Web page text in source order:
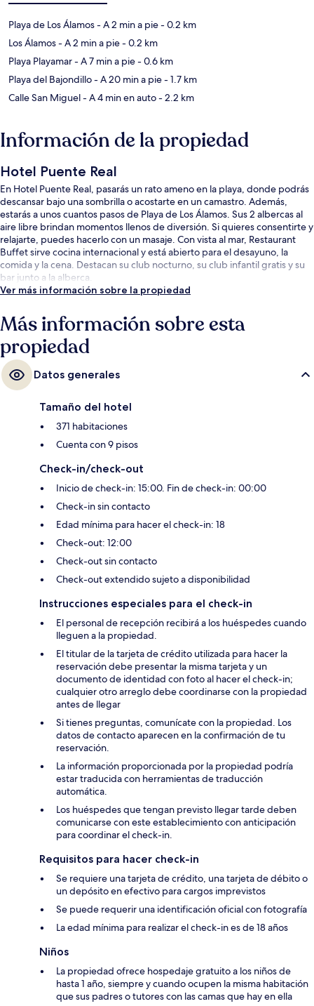
Playa de Los Álamos- A 2 min a pie- 0.2 km
Los Álamos- A 2 min a pie- 0.2 km
Playa Playamar- A 7 min a pie- 0.6 km
Playa del Bajondillo- A 20 min a pie- 1.7 km
Calle San Miguel- A 4 min en auto- 2.2 km
Información de la propiedad
Hotel Puente Real
En Hotel Puente Real, pasarás un rato ameno en la playa, donde podrás
descansar bajo una sombrilla o acostarte en un camastro. Además,
estarás a unos cuantos pasos de Playa de Los Álamos. Sus 2 albercas al
aire libre brindan momentos llenos de diversión. Si quieres consentirte y
relajarte, puedes hacerlo con un masaje. Con vista al mar, Restaurant
Buffet sirve cocina internacional y está abierto para el desayuno, la
comida y la cena. Destacan su club nocturno, su club infantil gratis y su
bar junto a la alberca.
Ver más información sobre la propiedad
Más información sobre esta
propiedad
Datos generales
Tamaño del hotel
371 habitaciones
Cuenta con 9 pisos
Check-in/check-out
Inicio de check-in: 15:00. Fin de check-in: 00:00
Check-in sin contacto
Edad mínima para hacer el check-in: 18
Check-out: 12:00
Check-out sin contacto
Check-out extendido sujeto a disponibilidad
Instrucciones especiales para el check-in
El personal de recepción recibirá a los huéspedes cuando
lleguen a la propiedad.
El titular de la tarjeta de crédito utilizada para hacer la
reservación debe presentar la misma tarjeta y un
documento de identidad con foto al hacer el check-in;
cualquier otro arreglo debe coordinarse con la propiedad
antes de llegar
Si tienes preguntas, comunícate con la propiedad. Los
datos de contacto aparecen en la confirmación de tu
reservación.
La información proporcionada por la propiedad podría
estar traducida con herramientas de traducción
automática.
Los huéspedes que tengan previsto llegar tarde deben
comunicarse con este establecimiento con anticipación
para coordinar el check-in.
Requisitos para hacer check-in
Se requiere una tarjeta de crédito, una tarjeta de débito o
un depósito en efectivo para cargos imprevistos
Se puede requerir una identificación oficial con fotografía
La edad mínima para realizar el check-in es de 18 años
Niños
La propiedad ofrece hospedaje gratuito a los niños de
hasta 1 año, siempre y cuando ocupen la misma habitación
que sus padres o tutores con las camas que hay en ella